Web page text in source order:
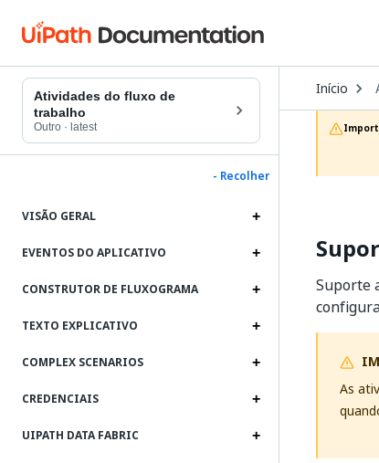
Atividades do fluxo de
trabalho
Outro · latest
- Recolher
VISÃO GERAL
EVENTOS DO APLICATIVO
CONSTRUTOR DE FLUXOGRAMA
TEXTO EXPLICATIVO
COMPLEX SCENARIOS
CREDENCIAIS
UIPATH DATA FABRIC
Início
Suporte
As